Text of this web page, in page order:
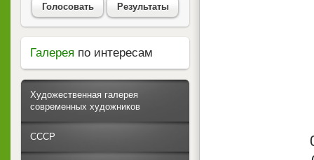
Голосовать Результаты
Галерея по интересам
Художественная галерея
современных художников
СССР